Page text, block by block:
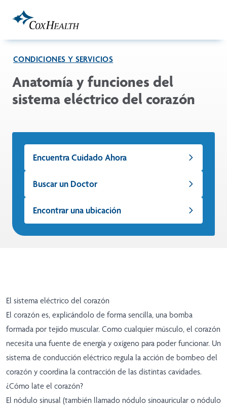
CONDICIONES Y SERVICIOS
Anatomía y funciones del
sistema eléctrico del corazón
Encuentra Cuidado Ahora
Buscar un Doctor
Encontrar una ubicación
El sistema eléctrico del corazón
El corazón es, explicándolo de forma sencilla, una bomba
formada por tejido muscular. Como cualquier músculo, el corazón
necesita una fuente de energía y oxígeno para poder funcionar. Un
sistema de conducción eléctrico regula la acción de bombeo del
corazón y coordina la contracción de las distintas cavidades.
¿Cómo late el corazón?
El nódulo sinusal (también llamado nódulo sinoauricular o nódulo